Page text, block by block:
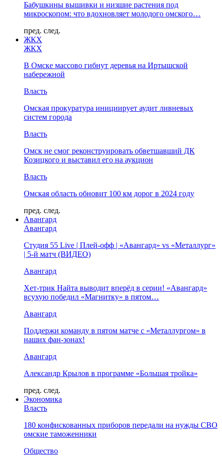
Бабушкины вышивки и низшие растения под
микроскопом: что вдохновляет молодого омского…
пред. след.
ЖКХ
ЖКХ
В Омске массово гибнут деревья на Иртышской
набережной
Власть
Омская прокуратура инициирует аудит ливневых
систем города
Власть
Омск не смог реконструировать обветшавший ДК
Козицкого и выставил его на аукцион
Власть
Омская область обновит 100 км дорог в 2024 году
пред. след.
Авангард
Авангард
Студия 55 Live | Плей-офф | «Авангард» vs «Металлург»
| 5-й матч (ВИДЕО)
Авангард
Хет-трик Найта выводит вперёд в серии! «Авангард»
всухую победил «Магнитку» в пятом…
Авангард
Поддержи команду в пятом матче с «Металлургом» в
наших фан-зонах!
Авангард
Александр Крылов в программе «Большая тройка»
пред. след.
Экономика
Власть
180 конфискованных приборов передали на нужды СВО
омские таможенники
Общество